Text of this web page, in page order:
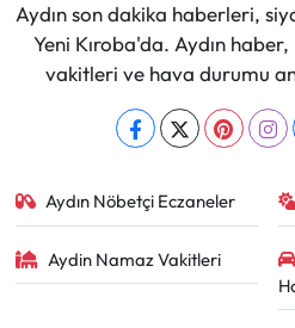
Aydın son dakika haberleri,
Yeni Kıroba'da. Aydın
vakitleri ve hava durumu
Aydın Nöbetçi Eczaneler
Aydin Namaz Vakitleri